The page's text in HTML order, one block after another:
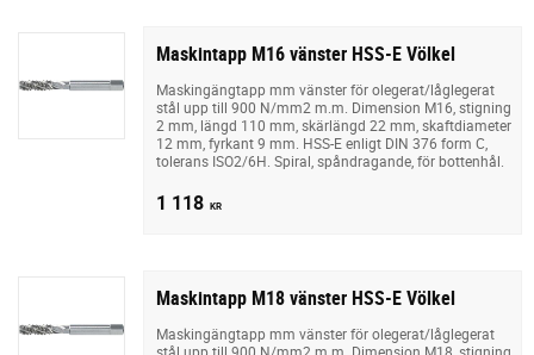
Maskintapp M16 vänster HSS-E Völkel
Maskingängtapp mm vänster för olegerat/låglegerat
stål upp till 900 N/mm2 m.m. Dimension M16, stigning
2 mm, längd 110 mm, skärlängd 22 mm, skaftdiameter
12 mm, fyrkant 9 mm. HSS-E enligt DIN 376 form C,
tolerans ISO2/6H. Spiral, spåndragande, för bottenhål.
1 118 KR
Maskintapp M18 vänster HSS-E Völkel
Maskingängtapp mm vänster för olegerat/låglegerat
stål upp till 900 N/mm2 m.m. Dimension M18, stigning